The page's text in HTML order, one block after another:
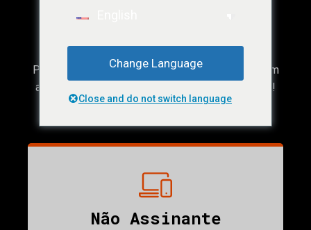
Ops! Conteúdo
Restrito.
Para acessar esse conteúdo, você precisar ser um
afiliado ShonenWest, veja a baixo nossos planos!
Não Assinante
Change Language
Close and do not switch language